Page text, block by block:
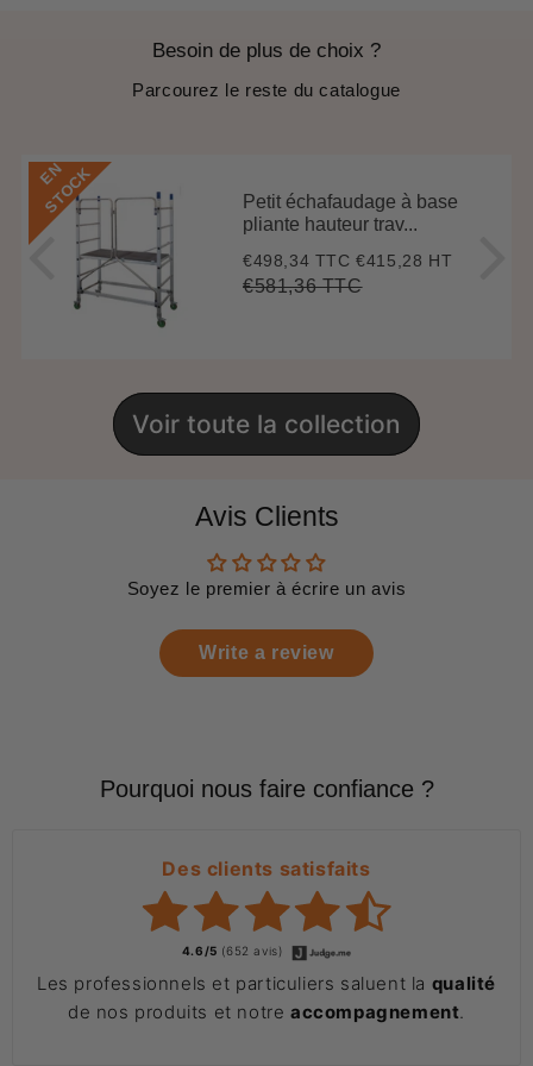
Besoin de plus de choix ?
Parcourez le reste du catalogue
E
N
S
T
O
C
K
Petit échafaudage à base
pliante hauteur trav...
Prix
réduit
€498,34 TTC€498,34
€415,28 HT
Prix
€581,36 TTC€581,36
Voir toute la collection
Avis Clients
Soyez le premier à écrire un avis
Write a review
Pourquoi nous faire confiance ?
Des clients satisfaits
4.6/5 (652 avis)
Les professionnels et particuliers saluent la qualité
de nos produits et notre accompagnement